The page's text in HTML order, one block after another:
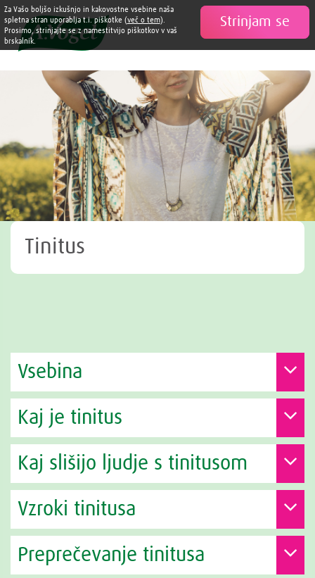

Tinitus
Vsebina
Kaj je tinitus
Kaj slišijo ljudje s tinitusom
Vzroki tinitusa
Preprečevanje tinitusa
Strinjam se
Za Vašo boljšo izkušnjo in kakovostne vsebine naša
spletna stran uporablja t.i. piškotke (več o tem).
Prosimo, strinjajte se z namestitvijo piškotkov v vaš
brskalnik.